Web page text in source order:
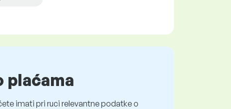
plaćama
imati pri ruci relevantne podatke o